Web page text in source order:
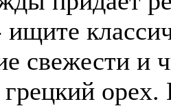
свежести и